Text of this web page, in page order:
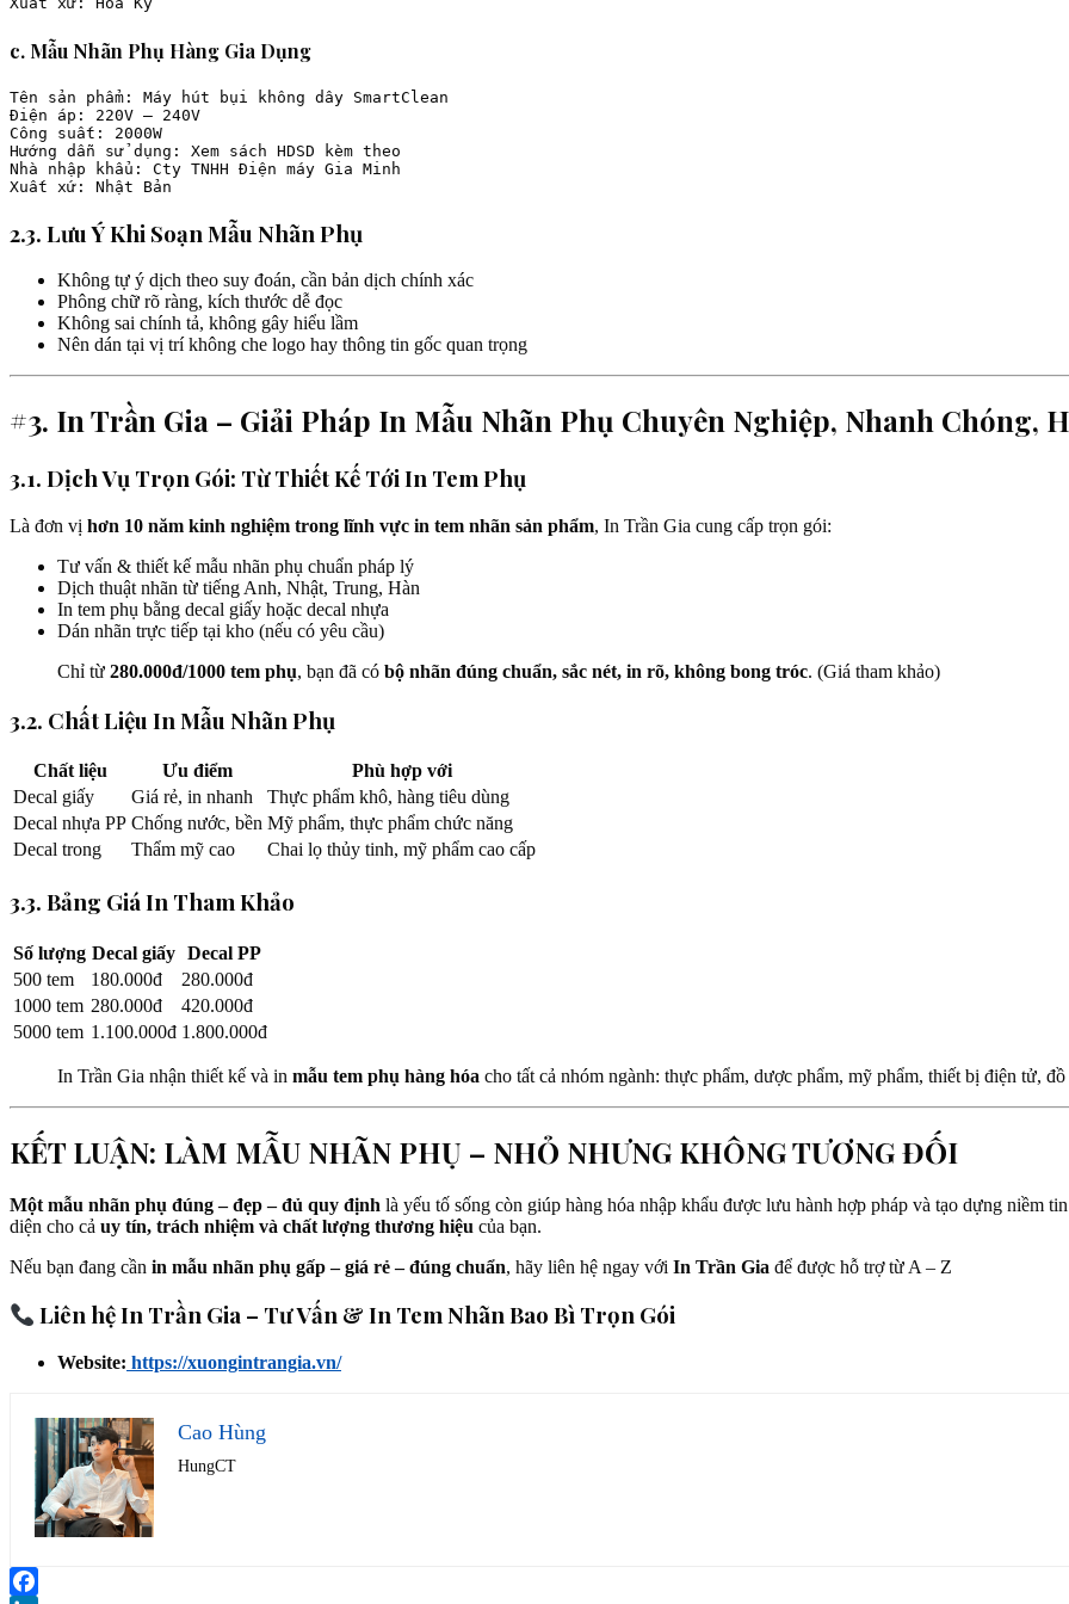
c. Mẫu Nhãn Phụ Hàng Gia Dụng
Tên sản phẩm: Máy hút bụi không dây SmartClean
Điện áp: 220V – 240V
Công suất: 2000W
Hướng dẫn sử dụng: Xem sách HDSD kèm theo
Nhà nhập khẩu: Cty TNHH Điện máy Gia Minh
2.3. Lưu Ý Khi Soạn Mẫu Nhãn Phụ
Không tự ý dịch theo suy đoán, cần bản dịch chính xác
Phông chữ rõ ràng, kích thước dễ đọc
Không sai chính tả, không gây hiểu lầm
Nên dán tại vị trí không che logo hay thông tin gốc quan trọng
#3. In Trần Gia – Giải Pháp In Mẫu Nhãn Phụ Chuyên Nghiệp, Nhanh Chóng,
3.1. Dịch Vụ Trọn Gói: Từ Thiết Kế Tới In Tem Phụ
Là đơn vị hơn 10 năm kinh nghiệm trong lĩnh vực in tem nhãn sản phẩm, In Trần Gia cung cấp trọn gói:
Tư vấn & thiết kế mẫu nhãn phụ chuẩn pháp lý
Dịch thuật nhãn từ tiếng Anh, Nhật, Trung, Hàn
In tem phụ bằng decal giấy hoặc decal nhựa
Dán nhãn trực tiếp tại kho (nếu có yêu cầu)
Chỉ từ 280.000đ/1000 tem phụ, bạn đã có bộ nhãn đúng chuẩn, sắc nét, in rõ, không bong tróc. (Giá tham khảo)
3.2. Chất Liệu In Mẫu Nhãn Phụ
Chất liệu Ưu điểm
Phù hợp với
Decal giấy
Giá rẻ, in nhanh
Thực phẩm khô, hàng tiêu dùng
Decal nhựa PP Chống nước, bền Mỹ phẩm, thực phẩm chức năng
Decal trong
Thẩm mỹ cao Chai lọ thủy tinh, mỹ phẩm cao cấp
3.3. Bảng Giá In Tham Khảo
Số lượng Decal giấy Decal PP
500 tem
180.000đ
280.000đ
1000 tem 280.000đ
420.000đ
5000 tem 1.100.000đ 1.800.000đ
In Trần Gia nhận thiết kế và in mẫu tem phụ hàng hóa cho tất cả nhóm ngành: thực phẩm, dược phẩm, mỹ phẩm, thiết bị điện tử,
KẾT LUẬN: LÀM MẪU NHÃN PHỤ – NHỎ NHƯNG KHÔNG TƯƠNG ĐỐI
Một mẫu nhãn phụ đúng – đẹp – đủ quy định là yếu tố sống còn giúp hàng hóa nhập khẩu được lưu hành hợp pháp và tạo dựng niềm
diện cho cả uy tín, trách nhiệm và chất lượng thương hiệu của bạn.
Nếu bạn đang cần in mẫu nhãn phụ gấp – giá rẻ – đúng chuẩn, hãy liên hệ ngay với In Trần Gia để được hỗ trợ từ A – Z
Liên hệ In Trần Gia – Tư Vấn & In Tem Nhãn Bao Bì Trọn Gói
Website: https://xuongintrangia.vn/
Cao Hùng
HungCT